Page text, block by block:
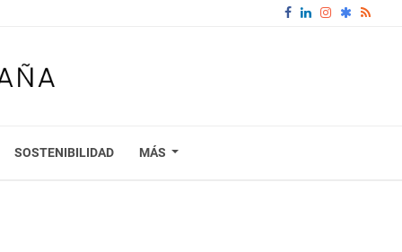
SOSTENIBILIDAD MÁS